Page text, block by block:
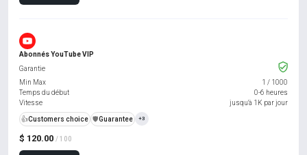
Abonnés YouTube VIP
$ 120.00 / 100
Garantie
Min Max
1 / 1000
Temps du début
0-6 heures
Vitesse
jusqu'à 1K par jour
👍Customers choice ️🛡️Guarantee +3